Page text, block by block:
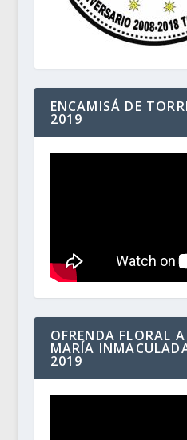
ENCAMISÁ DE
2019
OFRENDA FLORAL
MARÍA
2019